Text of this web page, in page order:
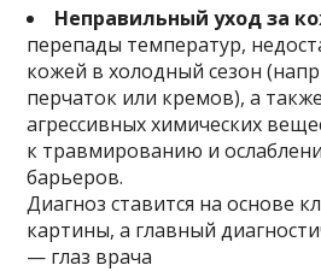
Неправильный уход за
перепады температур,
кожей в холодный сезон
перчаток или кремов), а
агрессивных химических
к травмированию и
барьеров.
Диагноз ставится на основе
картины, а главный
— глаз врача